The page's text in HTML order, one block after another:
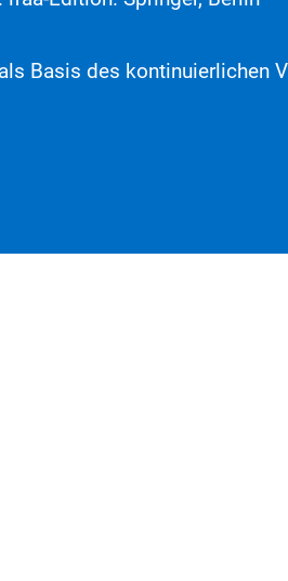
Basis des kontinuierlichen